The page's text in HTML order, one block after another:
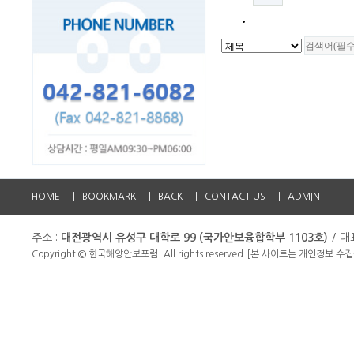
HOME BOOKMARK BACK CONTACT US ADMIN
주소 : 대전광역시 유성구 대학로 99 (국가안보융합학부 1103호) / 대
Copyright © 한국해양안보포럼. All rights reserved. [본 사이트는 개인정보 수